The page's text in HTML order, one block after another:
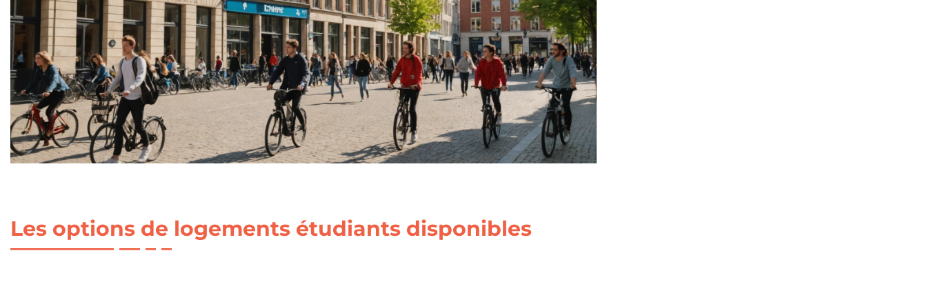
Les options de logements étudiants disponibles